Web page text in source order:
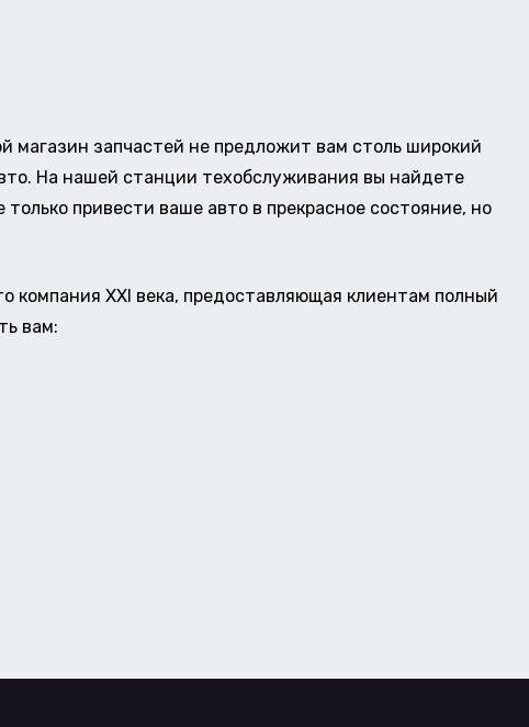
запчастей не предложит вам столь широкий
На нашей станции техобслуживания вы найдете
привести ваше авто в прекрасное состояние, но
XXI века, предоставляющая клиентам полный
вам: